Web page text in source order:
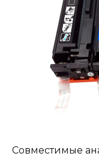
Совместимые